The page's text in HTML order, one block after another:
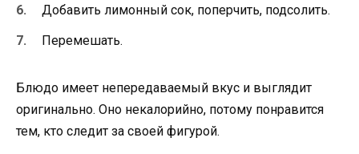
Добавить лимонный сок, поперчить, подсолить.
Перемешать.
Блюдо имеет непередаваемый вкус и выглядит
оригинально. Оно некалорийно, потому понравится
тем, кто следит за своей фигурой.